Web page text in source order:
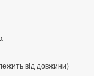
від довжини)